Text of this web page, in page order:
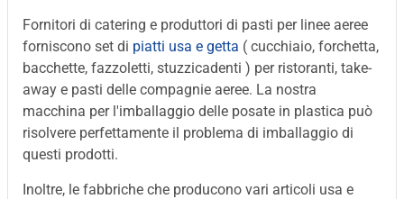
Fornitori di catering e produttori di pasti per linee aeree
forniscono set di piatti usa e getta ( cucchiaio, forchetta,
bacchette, fazzoletti, stuzzicadenti ) per ristoranti, take-
away e pasti delle compagnie aeree. La nostra
macchina per l'imballaggio delle posate in plastica può
risolvere perfettamente il problema di imballaggio di
questi prodotti.
Inoltre, le fabbriche che producono vari articoli usa e